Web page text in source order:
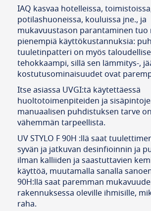
IAQ kasvaa hotelleissa,
potilashuoneissa, kouluissa jne., ja
mukavuustason parantaminen tuo
pienempiä käyttökustannuksia:
tuuletinpatteri on myös
tehokkaampi, sillä sen lämmitys-,
kostutusominaisuudet ovat
Itse asiassa UVGI:tä käytettäessä
huoltotoimenpiteiden ja
manuaalisen puhdistuksen tarve
vähemmän tarpeellista.
UV STYLO F 90H :llä saat
syvän ja jatkuvan desinfioinnin ja
ilman kalliiden ja saastuttavien
käyttöä, muutamalla sanalla sanoen
90H:llä saat paremman
rakennuksessa oleville ihmisille,
raha.